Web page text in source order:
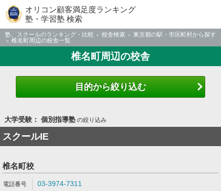
オリコン顧客満足度ランキング
塾・学習塾 検索
塾、スクールのランキング・比較 校舎検索
東京都の駅・市区町村から探す
椎名町周辺の校舎一覧
椎名町周辺の校舎
目的から絞り込む
大学受験： 個別指導塾の絞り込み
スクールIE
椎名町校
03-3974-7311